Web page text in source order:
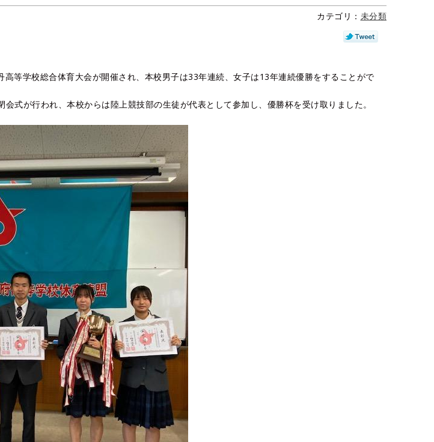
カテゴリ： 未分類
等学校総合体育大会が開催され、本校男子は33年連続、女子は13年連続優勝をすることがで
式が行われ、本校からは陸上競技部の生徒が代表として参加し、優勝杯を受け取りました。